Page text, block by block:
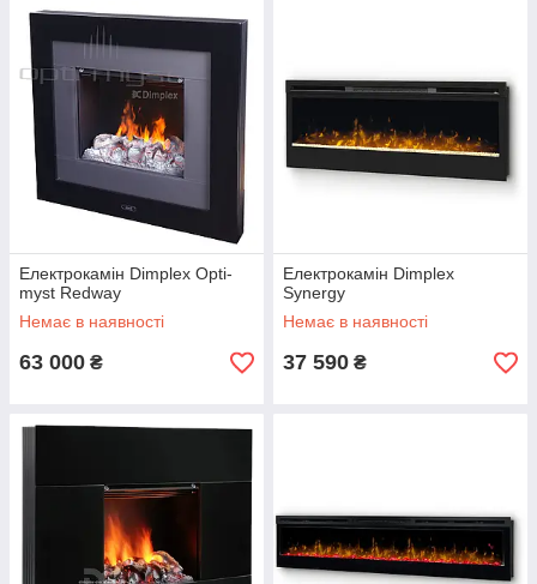
Електрокамін Dimplex Opti-
myst Redway
Немає в наявності
63 000 ₴
Електрокамін Dimplex
Synergy
Немає в наявності
37 590 ₴